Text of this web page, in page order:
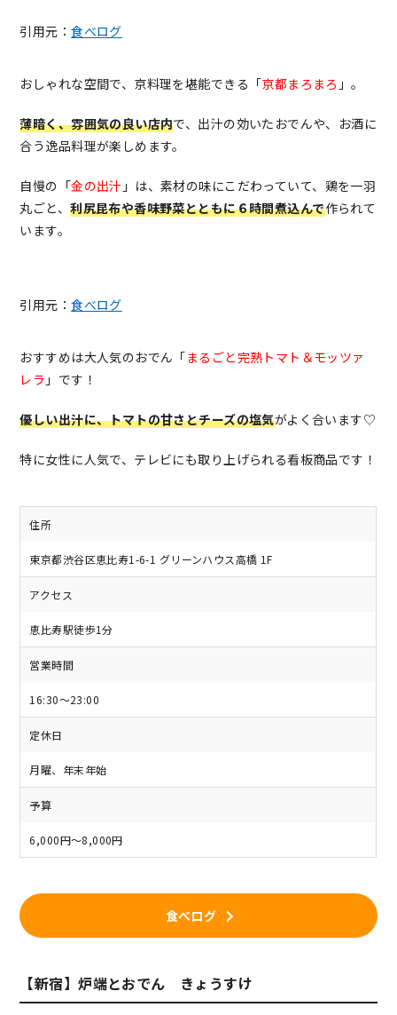
引用元：食べログ
おしゃれな空間で、京料理を堪能できる「京都まろまろ 」。
薄暗く、雰囲気の良い店内で、出汁の効いたおでんや、お酒に
合う逸品料理が楽しめます。
自慢の「金の出汁 」は、素材の味にこだわっていて、鶏を一羽
丸ごと、利尻昆布や香味野菜とともに６時間煮込んで作られて
います。
引用元：食べログ
おすすめは大人気のおでん「まるごと完熟トマト＆モッツァ
レラ 」です！
優しい出汁に、トマトの甘さとチーズの塩気がよく合います♡
特に女性に人気で、テレビにも取り上げられる看板商品です！
住所
東京都渋谷区恵比寿1-6-1 グリーンハウス高橋 1F
アクセス
恵比寿駅徒歩1分
営業時間
16:30～23:00
定休日
月曜、年末年始
予算
6,000円～8,000円
食べログ
【新宿】炉端とおでん きょうすけ